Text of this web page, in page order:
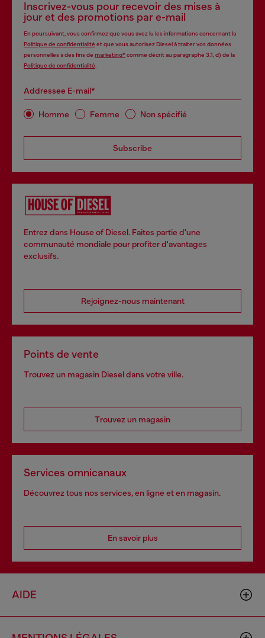
Inscrivez-vous pour recevoir des mises à
jour et des promotions par e-mail
En poursuivant, vous confirmez que vous avez lu les informations concernant la
Politique de confidentialité et que vous autorisez Diesel à traiter vos données
personnelles à des fins de marketing*comme décrit au paragraphe 3.1, d) de la
Politique de confidentialité
Addressee E-mail*
Homme Femme Non spécifié
Subscribe
Entrez dans House of Diesel. Faites partie d'une
communauté mondiale pour profiter d'avantages
exclusifs.
Rejoignez-nous maintenant
Points de vente
Trouvez un magasin Diesel dans votre ville.
Trouvez un magasin
Services omnicanaux
Découvrez tous nos services, en ligne et en magasin.
En savoir plus
AIDE